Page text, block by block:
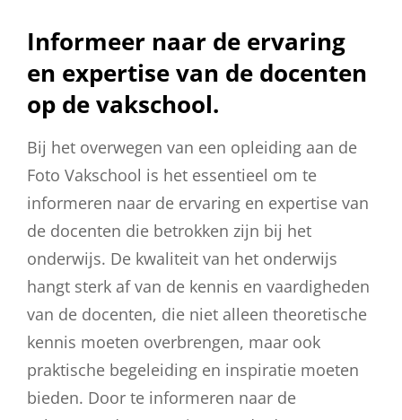
Informeer naar de ervaring
en expertise van de docenten
op de vakschool.
Bij het overwegen van een opleiding aan de
Foto Vakschool is het essentieel om te
informeren naar de ervaring en expertise van
de docenten die betrokken zijn bij het
onderwijs. De kwaliteit van het onderwijs
hangt sterk af van de kennis en vaardigheden
van de docenten, die niet alleen theoretische
kennis moeten overbrengen, maar ook
praktische begeleiding en inspiratie moeten
bieden. Door te informeren naar de